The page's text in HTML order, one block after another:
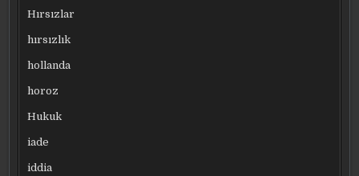
Hırsızlar
hırsızlık
hollanda
horoz
Hukuk
iade
iddia